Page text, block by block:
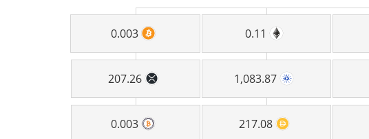
0.003 0.11
207.26 1,083.87
0.003 217.08